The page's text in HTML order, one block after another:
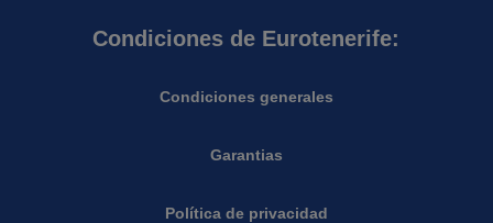
Condiciones de Eurotenerife:
Condiciones generales
Garantias
Política de privacidad